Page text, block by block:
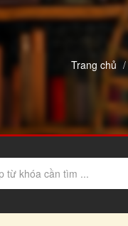
Trang chủ